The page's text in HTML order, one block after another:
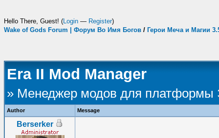
Hello There, Guest! (Login — Register)
Wake of Gods Forum | Форум Во Имя Богов / Герои Меча и Магии
Era II Mod Manager
» Менеджер модов для платформы
Author Message
Berserker